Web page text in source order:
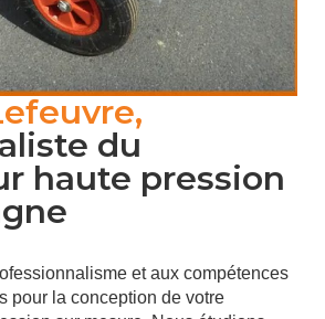
du
haute pression
et aux compétences
pour la conception de votre